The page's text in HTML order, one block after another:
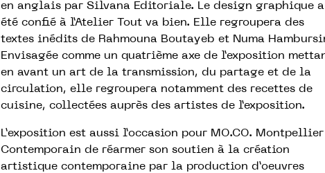
en anglais par Silvana Editoriale. Le design graphique a
été confié à l’Atelier Tout va bien. Elle regroupera des
textes inédits de Rahmouna Boutayeb et Numa
Envisagée comme un quatrième axe de l’exposition
en avant un art de la transmission, du partage et de la
circulation, elle regroupera notamment des recettes de
cuisine, collectées auprès des artistes de l’exposition.
L’exposition est aussi l’occasion pour MO.CO. Montpellier
Contemporain de réarmer son soutien à la création
artistique contemporaine par la production d’oeuvres